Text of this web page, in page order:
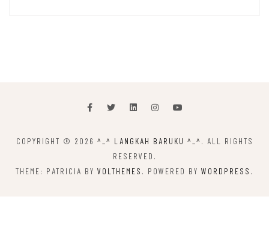
COPYRIGHT © 2026 ^_^ LANGKAH BARUKU ^_^ . ALL RIGHTS
RESERVED.
THEME: PATRICIA BY VOLTHEMES . POWERED BY WORDPRESS .